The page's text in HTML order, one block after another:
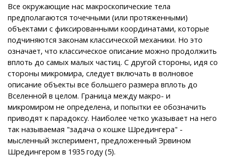
Все окружающие нас макроскопические тела
предполагаются точечными (или протяженными)
объектами с фиксированными координатами, которые
подчиняются законам классической механики. Но это
означает, что классическое описание можно продолжить
вплоть до самых малых частиц. С другой стороны, идя со
стороны микромира, следует включать в волновое
описание объекты все большего размера вплоть до
Вселенной в целом. Граница между макро- и
микромиром не определена, и попытки ее обозначить
приводят к парадоксу. Наиболее четко указывает на него
так называемая "задача о кошке Шредингера" -
мысленный эксперимент, предложенный Эрвином
Шредингером в 1935 году (5).